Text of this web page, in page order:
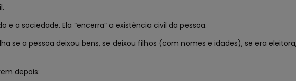
e a sociedade. Ela “encerra” a existência civil da pessoa.
se a pessoa deixou bens, se deixou filhos (com nomes e idades), se era
depois: